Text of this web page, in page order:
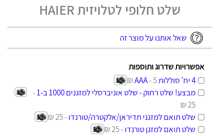
שלט חלופי לטלויזית HAIER
שאל אותנו על מוצר זה
אפשרויות שדרוג ותוספות
4 יח' סוללות AAA
- 5 ₪
מבצע! שלט רחוק - שלט אוניברסלי למזגנים 1000 ב-1
-
25 ₪
שלט תואם למזגני תדיראן/אלקטרה/טורנדו- 25 ₪
שלט תואם למזגן טורנדו- 25 ₪